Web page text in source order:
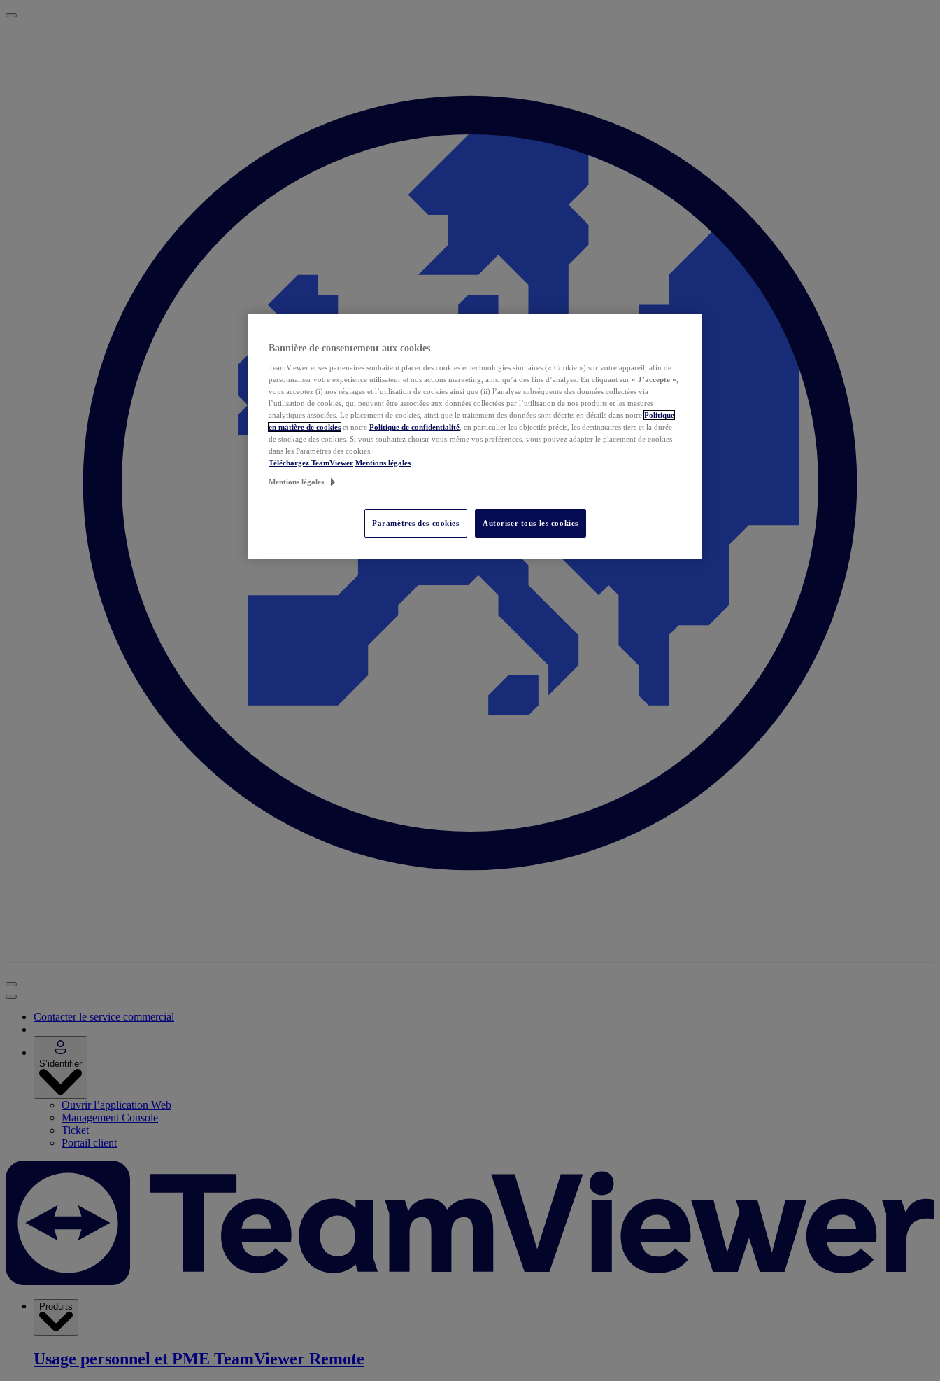
Contacter le service commercial
S’identifier
Ouvrir l’application Web
Management Console
Ticket
Portail client
Produits
Usage personnel et PME TeamViewer Remote
Bannière de consentement aux cookies
TeamViewer et ses partenaires souhaitent placer des cookies et technologies similaires (« Cookie ») sur votre appareil, afin de
personnaliser votre expérience utilisateur et nos actions marketing, ainsi qu’à des fins d’analyse. En cliquant sur « J’accepte »
vous acceptez (i) nos réglages et l’utilisation de cookies ainsi que (ii) l’analyse subséquente des données collectées via
l’utilisation de cookies, qui peuvent être associées aux données collectées par l’utilisation de nos produits et les mesures
analytiques associées. Le placement de cookies, ainsi que le traitement des données sont décrits en détails dans notre Politique
en matière de cookies et notre Politique de confidentialité , en particulier les objectifs précis, les destinataires tiers et la durée
de stockage des cookies. Si vous souhaitez choisir vous-même vos préférences, vous pouvez adapter le placement de cookies
dans les Paramètres des cookies.
Téléchargez TeamViewer Mentions légales
Mentions légales
Paramètres des cookies Autoriser tous les cookies